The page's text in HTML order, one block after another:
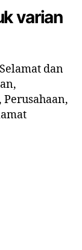
varian
dan
Perusahaan,